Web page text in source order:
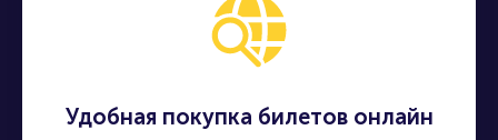
Удобная покупка билетов онлайн